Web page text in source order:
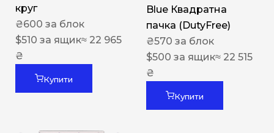
круг
₴600 за блок
$510 за ящик≈ 22 965
₴
Купити
Blue Квадратна
пачка (DutyFree)
₴570 за блок
$500 за ящик≈ 22 515
₴
Купити